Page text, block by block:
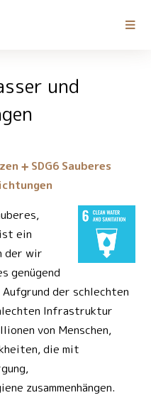
und
SDG6Sauberes
ein
der wir
genügend
der schlechten
Infrastruktur
von Menschen,
die mit
zusammenhängen.